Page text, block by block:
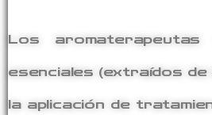
Los aromaterapeutas
esenciales (extraídos
la aplicación de